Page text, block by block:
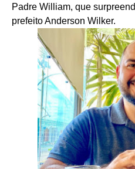
Padre William, que
prefeito Anderson Wilker.